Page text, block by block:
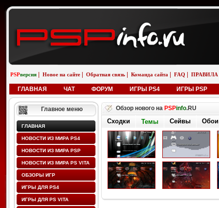
PSPверсия Новое на сайте Обратная связь Команда сайта FAQ ПРАВИЛА
ГЛАВНАЯ ЧАТ ФОРУМ ИГРЫ PS4 ИГРЫ PSP
Главное меню
ГЛАВНАЯ
НОВОСТИ ИЗ МИРА PS4
НОВОСТИ ИЗ МИРА PSP
НОВОСТИ ИЗ МИРА PS VITA
ОБЗОРЫ ИГР
ИГРЫ ДЛЯ PS4
ИГРЫ ДЛЯ PS VITA
Обзор нового на PSPinfo.RU
Сходки Темы Сейвы Обои